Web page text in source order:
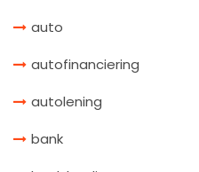
auto
autofinanciering
autolening
bank